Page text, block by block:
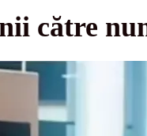
către